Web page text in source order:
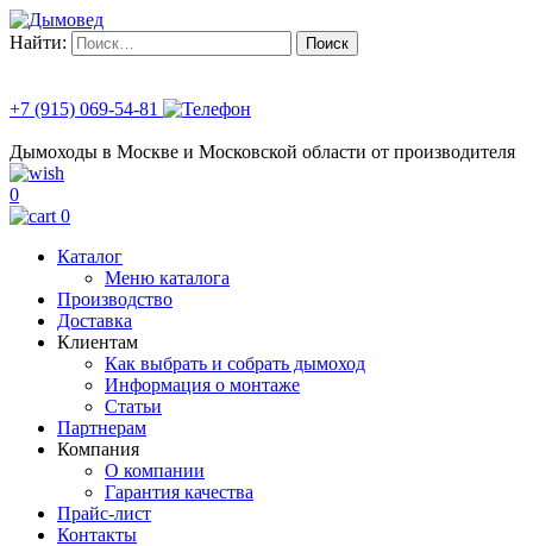
Найти:
+7 (915) 069-54-81
Дымоходы в Москве и Московской области от производителя
0
0
Каталог
Меню каталога
Производство
Доставка
Клиентам
Как выбрать и собрать дымоход
Информация о монтаже
Статьи
Партнерам
Компания
О компании
Гарантия качества
Прайс-лист
Контакты